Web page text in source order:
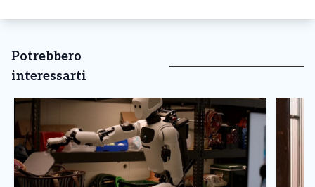
Potrebbero
interessarti